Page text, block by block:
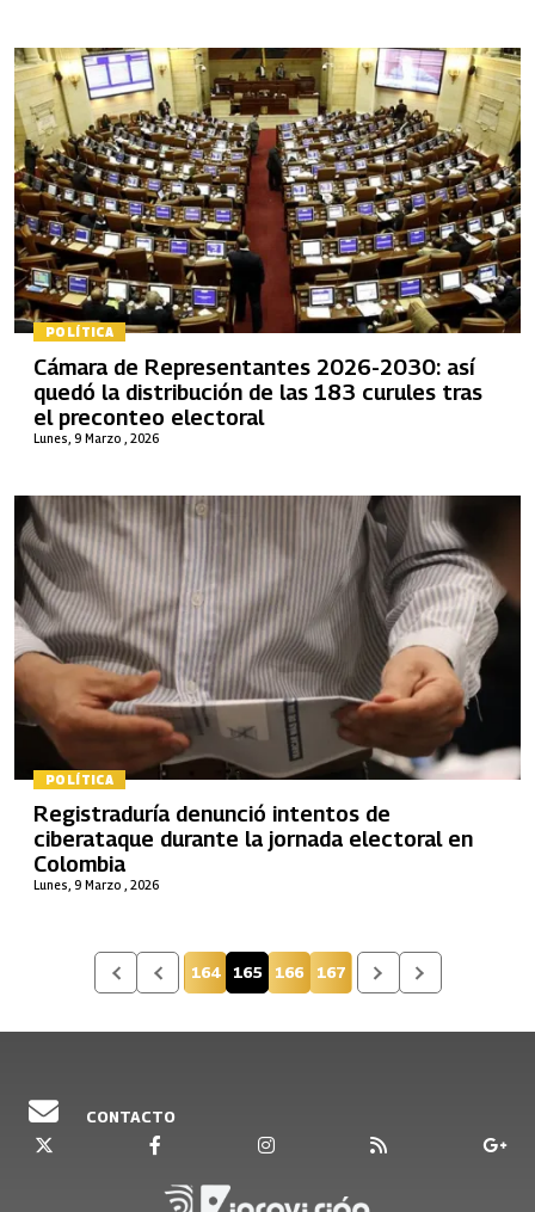
POLÍTICA
Lunes, 9 Marzo , 2026
Cámara de Representantes 2026-2030: así
quedó la distribución de las 183 curules tras
el preconteo electoral
POLÍTICA
Lunes, 9 Marzo , 2026
Registraduría denunció intentos de
ciberataque durante la jornada electoral en
Colombia
Página
164 Página actual
165 Página
166 Página
167
CONTACTO